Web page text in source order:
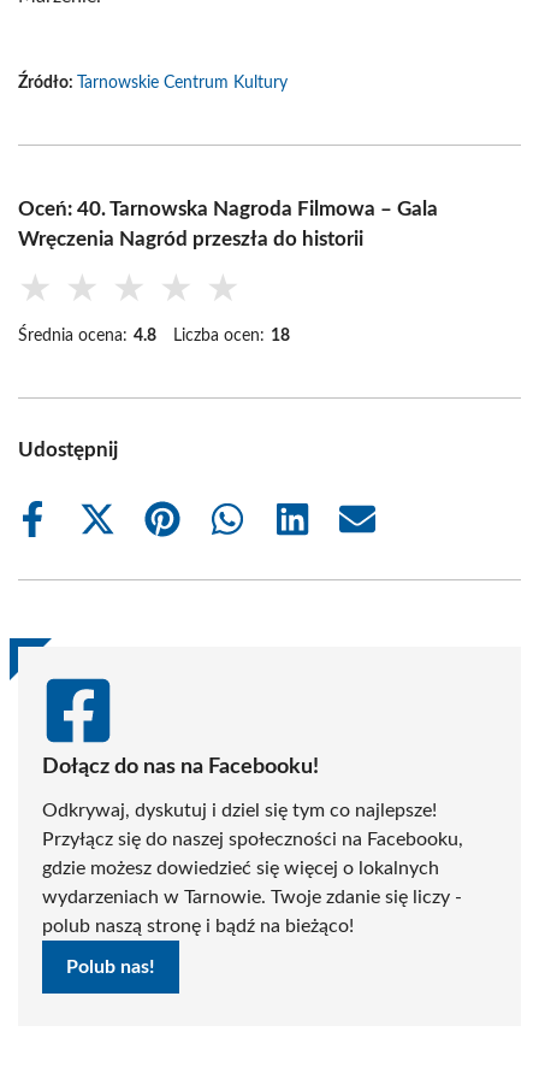
Źródło: Tarnowskie Centrum Kultury
Oceń: 40. Tarnowska Nagroda Filmowa – Gala
Wręczenia Nagród przeszła do historii
★ ★ ★ ★ ★
Średnia ocena: 4.8 Liczba ocen: 18
Udostępnij
Share
Share
(Twitter)
Share
Share
Share
Share
Dołącz do nas na Facebooku!
Odkrywaj, dyskutuj i dziel się tym co najlepsze!
Przyłącz się do naszej społeczności na Facebooku,
gdzie możesz dowiedzieć się więcej o lokalnych
wydarzeniach w Tarnowie. Twoje zdanie się liczy -
polub naszą stronę i bądź na bieżąco!
Polub nas!